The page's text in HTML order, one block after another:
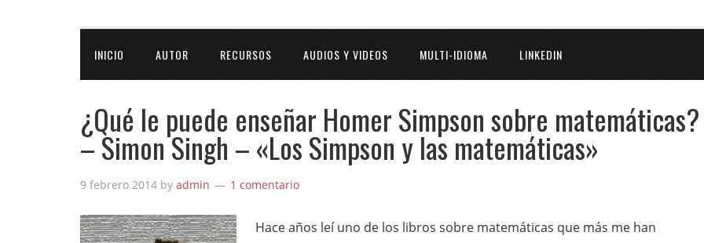
INICIO AUTOR RECURSOS AUDIOS Y VIDEOS MULTI-IDIOMA LINKEDIN
¿Qué le puede enseñar Homer Simpson sobre matemáticas?
– Simon Singh – «Los Simpson y las matemáticas»
9 febrero 2014 by admin 1 comentario
Hace años leí uno de los libros sobre matemáticas que más me han